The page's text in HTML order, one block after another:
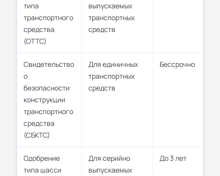
типа
транспортного
средства
(ОТТС)
выпускаемых
транспортных
средств
Свидетельство
о
безопасности
конструкции
транспортного
средства
(СБКТС)
Для единичных
транспортных
средств
Бессрочно
Одобрение
типа шасси
Для серийно
выпускаемых
До 3 лет